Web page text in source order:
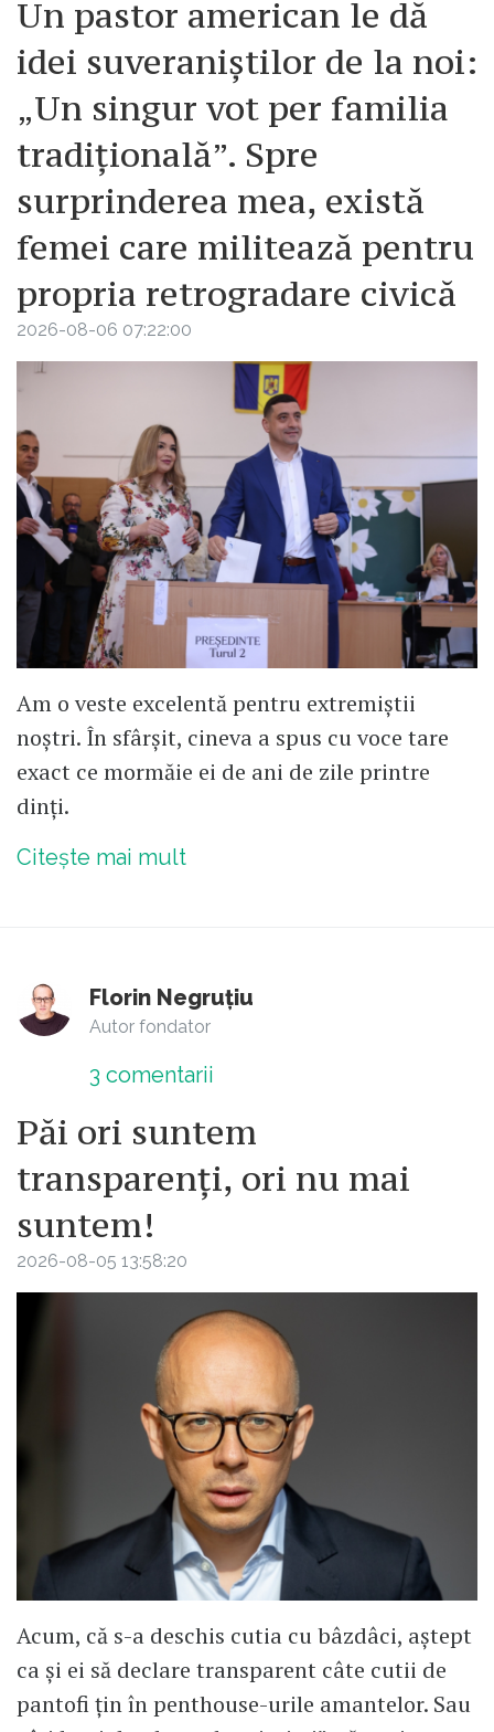
Un pastor american le dă
idei suveraniștilor de la noi:
„Un singur vot per familia
tradițională”. Spre
surprinderea mea, există
femei care militează pentru
propria retrogradare civică
2026-08-06 07:22:00
Am o veste excelentă pentru extremiștii
noștri. În sfârșit, cineva a spus cu voce tare
exact ce mormăie ei de ani de zile printre
dinți.
Citește mai mult
Florin Negruțiu
Autor fondator
3 comentarii
Păi ori suntem
transparenți, ori nu mai
suntem!
2026-08-05 13:58:20
Acum, că s-a deschis cutia cu bâzdâci, aștept
ca și ei să declare transparent câte cutii de
pantofi țin în penthouse-urile amantelor. Sau